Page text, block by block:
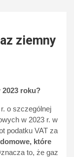
ziemny
2023 roku?
o szczególnej
w 2023 r. w
podatku VAT za
które
to, że gaz